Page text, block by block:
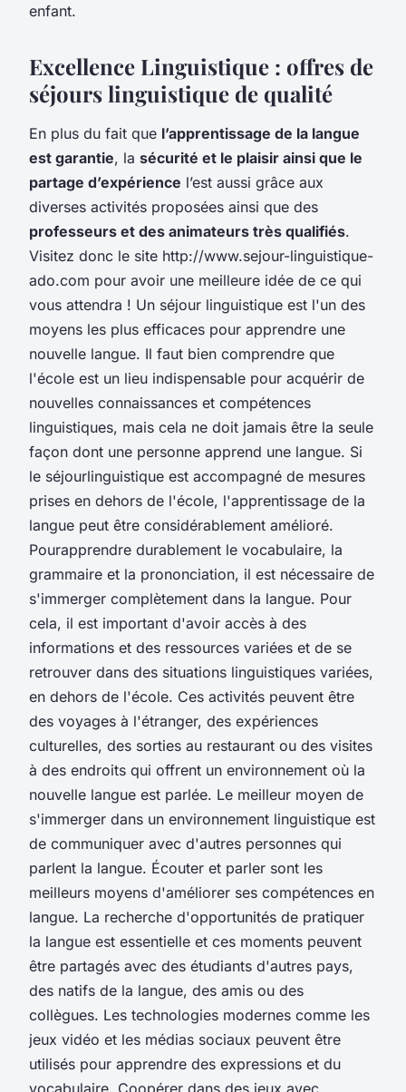
enfant.
Excellence Linguistique : offres de
séjours linguistique de qualité
En plus du fait que l’apprentissage de la langue
est garantie, la sécurité et le plaisir ainsi que le
partage d’expérience l’est aussi grâce aux
diverses activités proposées ainsi que des
professeurs et des animateurs très qualifiés.
Visitez donc le site http://www.sejour-linguistique-
ado.com pour avoir une meilleure idée de ce qui
vous attendra ! Un séjour linguistique est l'un des
moyens les plus efficaces pour apprendre une
nouvelle langue. Il faut bien comprendre que
l'école est un lieu indispensable pour acquérir de
nouvelles connaissances et compétences
linguistiques, mais cela ne doit jamais être la seule
façon dont une personne apprend une langue. Si
le séjourlinguistique est accompagné de mesures
prises en dehors de l'école, l'apprentissage de la
langue peut être considérablement amélioré.
Pourapprendre durablement le vocabulaire, la
grammaire et la prononciation, il est nécessaire de
s'immerger complètement dans la langue. Pour
cela, il est important d'avoir accès à des
informations et des ressources variées et de se
retrouver dans des situations linguistiques variées,
en dehors de l'école. Ces activités peuvent être
des voyages à l'étranger, des expériences
culturelles, des sorties au restaurant ou des visites
à des endroits qui offrent un environnement où la
nouvelle langue est parlée. Le meilleur moyen de
s'immerger dans un environnement linguistique est
de communiquer avec d'autres personnes qui
parlent la langue. Écouter et parler sont les
meilleurs moyens d'améliorer ses compétences en
langue. La recherche d'opportunités de pratiquer
la langue est essentielle et ces moments peuvent
être partagés avec des étudiants d'autres pays,
des natifs de la langue, des amis ou des
collègues. Les technologies modernes comme les
jeux vidéo et les médias sociaux peuvent être
utilisés pour apprendre des expressions et du
vocabulaire. Coopérer dans des jeux avec